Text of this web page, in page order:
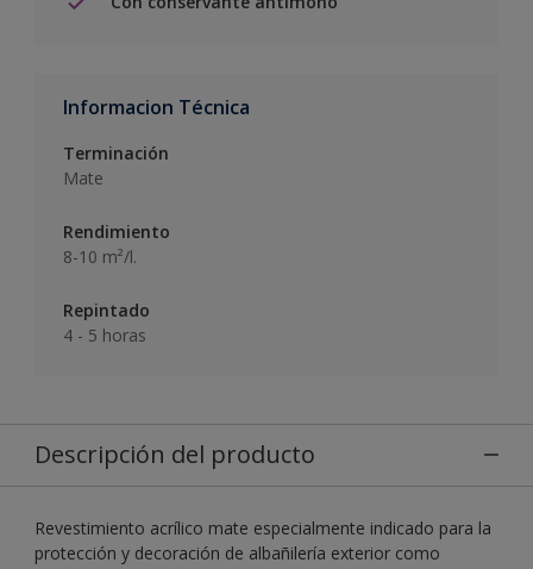
Informacion Técnica
Terminación
Mate
Rendimiento
8-10 m²/l.
Repintado
4 - 5 horas
Descripción del producto
Revestimiento acrílico mate especialmente indicado para la
protección y decoración de albañilería exterior como